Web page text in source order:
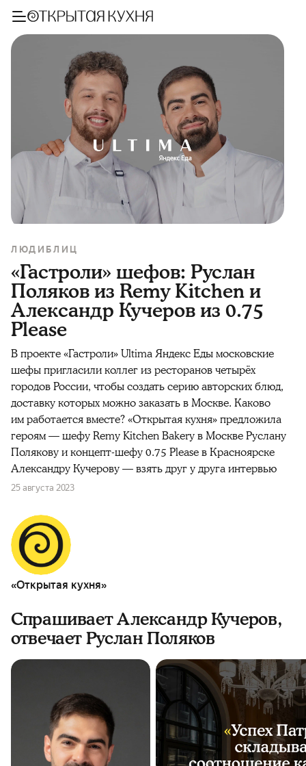
ЛЮДИ БЛИЦ
«Гастроли» шефов: Руслан
Поляков из Remy Kitchen и
Александр Кучеров из 0.75
Please
В проекте «Гастроли» Ultima Яндекс Еды московские
шефы пригласили коллег из ресторанов четырёх
городов России, чтобы создать серию авторских блюд,
доставку которых можно заказать в Москве. Каково
им работается вместе? «Открытая кухня» предложила
героям — шефу Remy Kitchen Bakery в Москве Руслану
Полякову и концепт-шефу 0.75 Please в Красноярске
Александру Кучерову — взять друг у друга интервью
25 августа 2023
«Открытая кухня»
Спрашивает Александр Кучеров,
отвечает Руслан Поляков